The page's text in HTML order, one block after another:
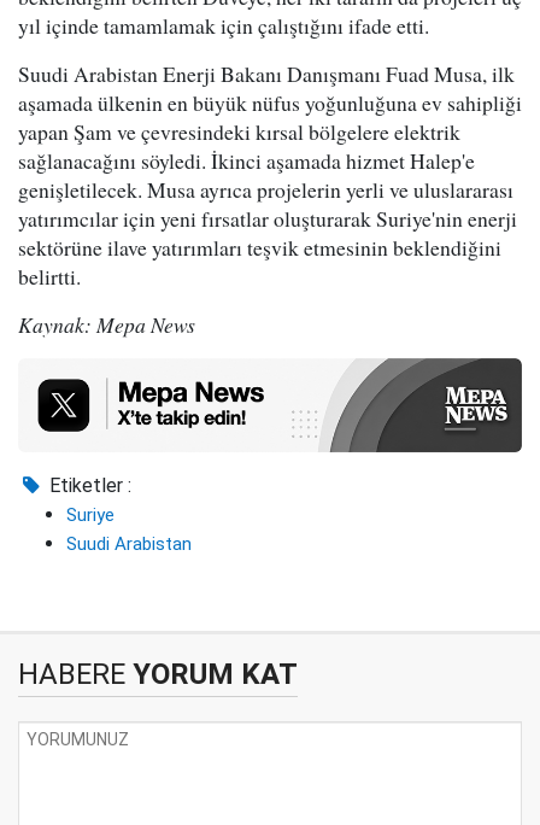
yıl içinde tamamlamak için çalıştığını ifade etti.
Suudi Arabistan Enerji Bakanı Danışmanı Fuad Musa, ilk
aşamada ülkenin en büyük nüfus yoğunluğuna ev sahipliği
yapan Şam ve çevresindeki kırsal bölgelere elektrik
sağlanacağını söyledi. İkinci aşamada hizmet Halep'e
genişletilecek. Musa ayrıca projelerin yerli ve uluslararası
yatırımcılar için yeni fırsatlar oluşturarak Suriye'nin enerji
sektörüne ilave yatırımları teşvik etmesinin beklendiğini
belirtti.
Kaynak: Mepa News
Etiketler :
Suriye
Suudi Arabistan
HABERE YORUM KAT